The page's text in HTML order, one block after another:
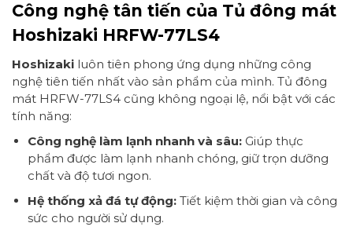
Công nghệ tân tiến của Tủ đông mát
Hoshizaki HRFW-77LS4
Hoshizaki luôn tiên phong ứng dụng những công
nghệ tiên tiến nhất vào sản phẩm của mình. Tủ đông
mát HRFW-77LS4 cũng không ngoại lệ, nổi bật với các
tính năng:
Công nghệ làm lạnh nhanh và sâu:Giúp thực
phẩm được làm lạnh nhanh chóng, giữ trọn dưỡng
chất và độ tươi ngon.
Hệ thống xả đá tự động:Tiết kiệm thời gian và công
sức cho người sử dụng.